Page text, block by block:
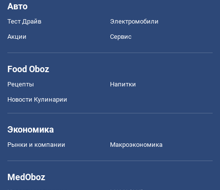
Авто
Тест Драйв Электромобили
Акции Сервис
Food Oboz
Рецепты Напитки
Новости Кулинарии
Экономика
Рынки и компании Mакроэкономика
MedOboz